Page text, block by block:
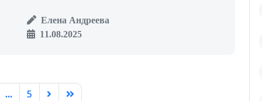
Елена Андреева
11.08.2025
... 5